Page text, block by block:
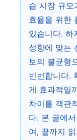
습 시장 규모
효율을 위한
있습니다. 하
성향에 맞는
보의 불균형
빈번합니다.
게 효과적일
차이를 객관
다. 본 글에
여, 끝까지